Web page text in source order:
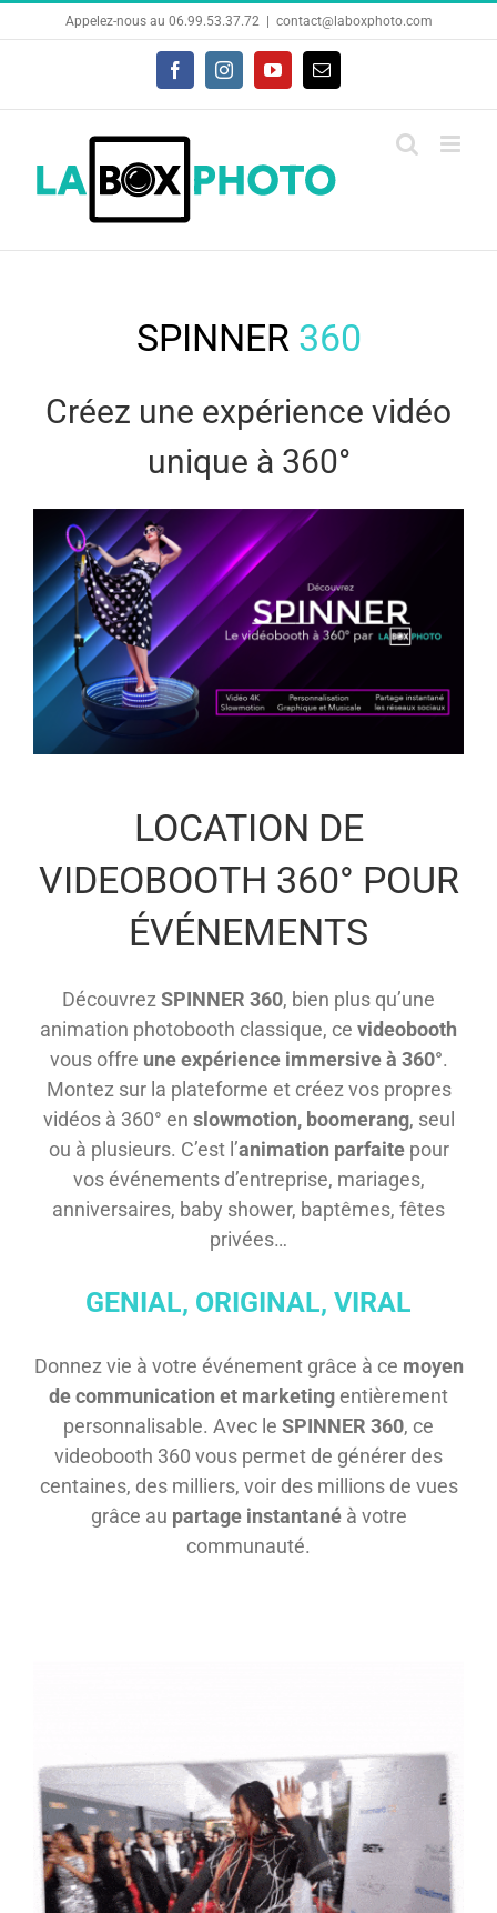
to
Appelez-nous au 06.99.53.37.72 contact@laboxphoto.com
FacebookInstagramYouTubeEmail
SPINNER 360
Créez une expérience vidéo
unique à 360°
LOCATION DE
VIDEOBOOTH 360° POUR
ÉVÉNEMENTS
Découvrez SPINNER 360, bien plus qu’une
animation photobooth classique, ce videobooth
vous offre une expérience immersive à 360°.
Montez sur la plateforme et créez vos propres
vidéos à 360° en slowmotion, boomerang, seul
ou à plusieurs. C’est l’animation parfaitepour
vos événements d’entreprise, mariages,
anniversaires, baby shower, baptêmes, fêtes
privées…
GENIAL, ORIGINAL, VIRAL
Donnez vie à votre événement grâce à ce moyen
de communication et marketingentièrement
personnalisable. Avec le SPINNER 360, ce
videobooth 360 vous permet de générer des
centaines, des milliers, voir des millions de vues
grâce au partage instantanéà votre
communauté.